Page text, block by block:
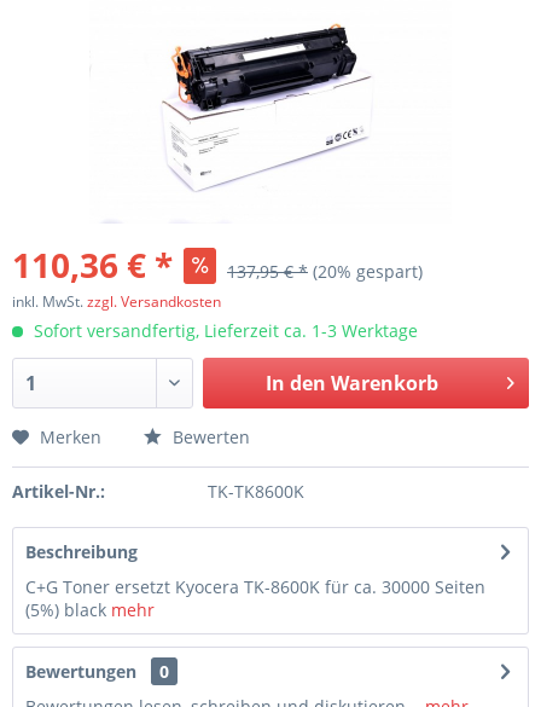
110,36 € * 137,95 € * (20% gespart)
inkl. MwSt.zzgl. Versandkosten
Sofort versandfertig, Lieferzeit ca. 1-3 Werktage
In den Warenkorb
Merken Bewerten
Artikel-Nr.: TK-TK8600K
Beschreibung
C+G Toner ersetzt Kyocera TK-8600K für ca. 30000 Seiten
(5%) black mehr
Bewertungen
0